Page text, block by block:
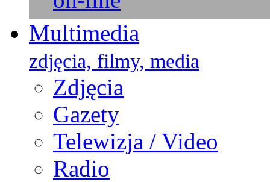
Multimedia
zdjęcia, filmy, media
Zdjęcia
Gazety
Telewizja / Video
Radio